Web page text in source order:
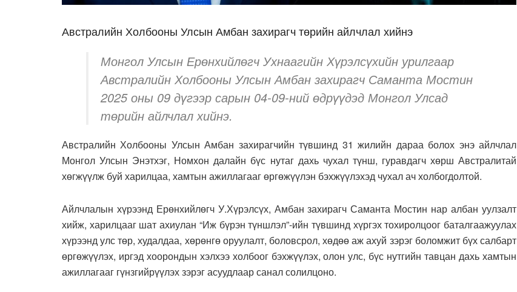
Австралийн Холбооны Улсын Амбан захирагч төрийн айлчлал хийнэ
Монгол Улсын Ерөнхийлөгч Ухнаагийн Хүрэлсүхийн урилгаар
Австралийн Холбооны Улсын Амбан захирагч Саманта Мостин
2025 оны 09 дүгээр сарын 04-09-ний өдрүүдэд Монгол Улсад
төрийн айлчлал хийнэ.
Австралийн Холбооны Улсын Амбан захирагчийн түвшинд 31 жилийн дараа болох энэ айлчлал
Монгол Улсын Энэтхэг, Номхон далайн бүс нутаг дахь чухал түнш, гуравдагч хөрш Австралитай
хөгжүүлж буй харилцаа, хамтын ажиллагааг өргөжүүлэн бэхжүүлэхэд чухал ач холбогдолтой.
Айлчлалын хүрээнд Ерөнхийлөгч У.Хүрэлсүх, Амбан захирагч Саманта Мостин нар албан уулзалт
хийж, харилцааг шат ахиулан “Иж бүрэн түншлэл”-ийн түвшинд хүргэх тохиролцоог баталгаажуулах
хүрээнд улс төр, худалдаа, хөрөнгө оруулалт, боловсрол, хөдөө аж ахуй зэрэг боломжит бүх салбарт
өргөжүүлэх, иргэд хоорондын хэлхээ холбоог бэхжүүлэх, олон улс, бүс нутгийн тавцан дахь хамтын
ажиллагааг гүнзгийрүүлэх зэрэг асуудлаар санал солилцоно.